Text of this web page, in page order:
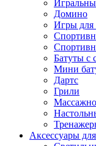
Домино
Игры для
Батуты с
Мини
Дартс
Грили
Аксессуары